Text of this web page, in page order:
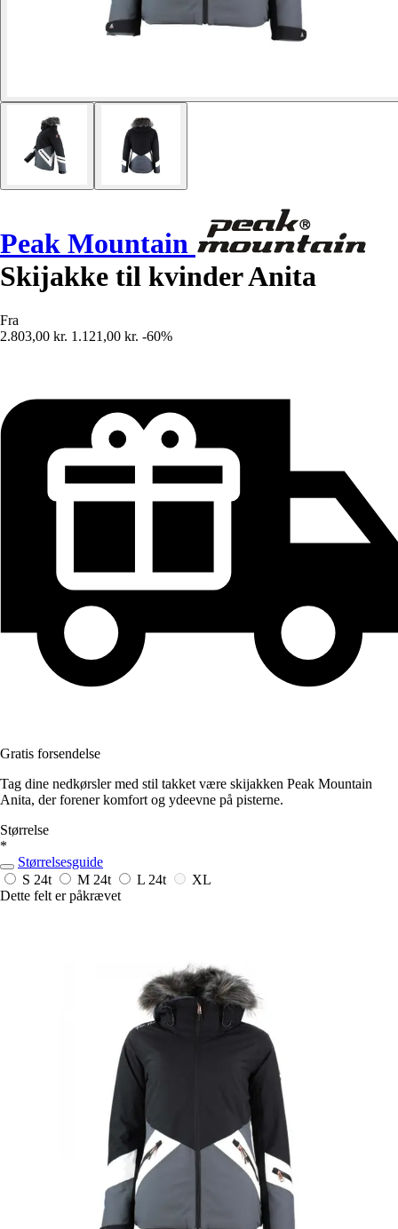
Peak Mountain
Skijakke til kvinder Anita
Fra
2.803,00 kr. 1.121,00 kr. -60%
Gratis forsendelse
Tag dine nedkørsler med stil takket være skijakken Peak Mountain
Anita, der forener komfort og ydeevne på pisterne.
Størrelse
*
Størrelsesguide
S 24t M 24t L 24t
XL
Dette felt er påkrævet